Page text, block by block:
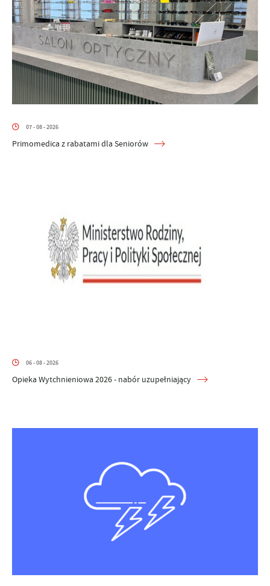
07 - 08 - 2026
Primomedica z rabatami dla Seniorów
06 - 08 - 2026
Opieka Wytchnieniowa 2026 - nabór uzupełniający